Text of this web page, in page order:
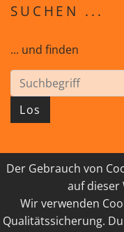
Der Gebrauch von
auf dieser
Wir verwenden
Qualitätssicherung.
SUCHEN ...
... und finden
Los
© 2026